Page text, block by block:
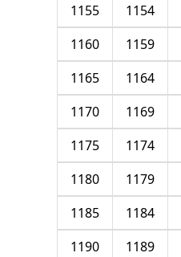
1154
1155
1159
1160
1164
1165
1169
1170
1174
1175
1179
1180
1184
1185
1189
1190